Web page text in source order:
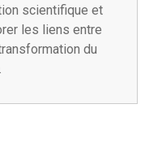
scientifique et
les liens entre
du